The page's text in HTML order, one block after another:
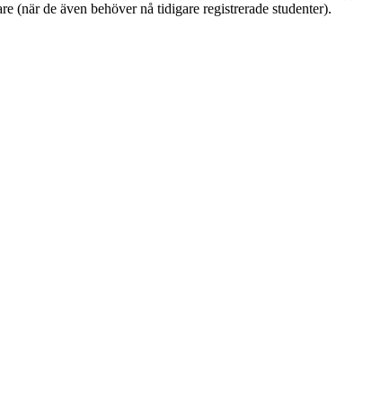
(när de även behöver nå tidigare registrerade studenter).